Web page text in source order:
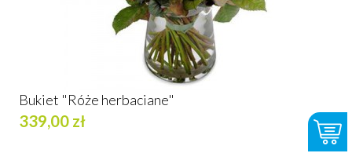
Bukiet "Róże herbaciane"
339,00 zł